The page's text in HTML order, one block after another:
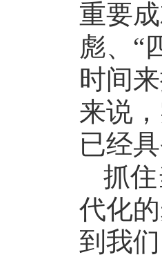
重要
彪、“
时间
来说
已经具
抓
代化
到我